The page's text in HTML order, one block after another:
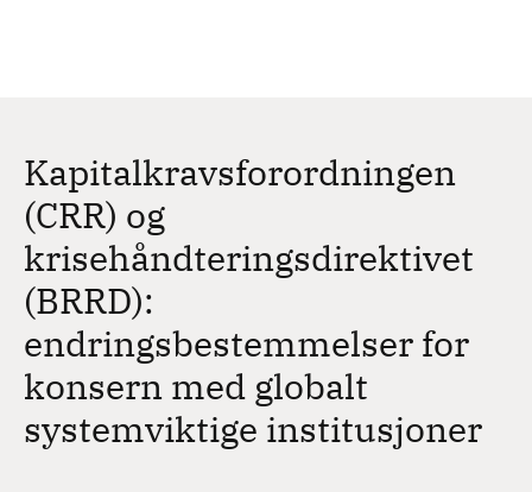
Kapitalkravsforordningen
(CRR) og
krisehåndteringsdirektivet
(BRRD):
endringsbestemmelser for
konsern med globalt
systemviktige institusjoner